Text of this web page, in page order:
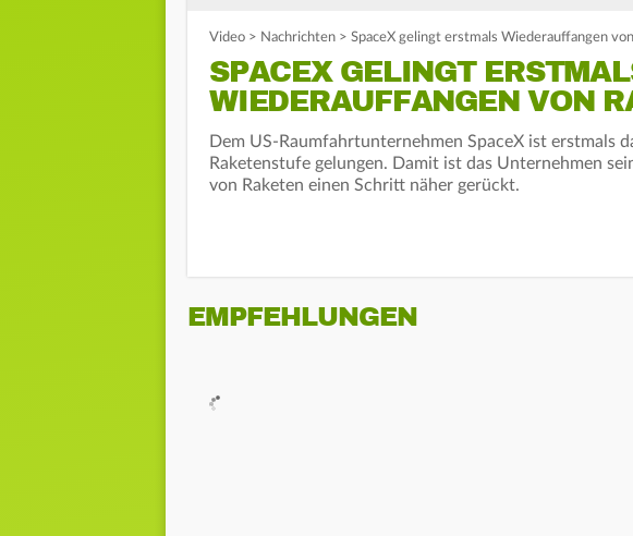
Video > Nachrichten > SpaceX gelingt erstmals Wiederauffangen
SPACEX GELINGT
WIEDERAUFFANGEN VON
Dem US-Raumfahrtunternehmen SpaceX ist erstmals
Raketenstufe gelungen. Damit ist das Unternehmen
von Raketen einen Schritt näher gerückt.
EMPFEHLUNGEN